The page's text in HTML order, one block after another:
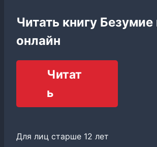
Читать книгу
онлайн
Читат
ь
Для лиц старше 12 лет